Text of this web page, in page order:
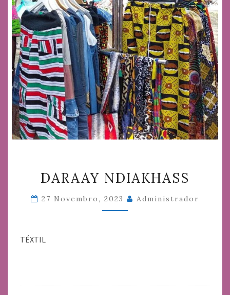
NDIAKHASS
DARAAY NDIAKHASS
27 Novembro, 2023 Administrador
TÉXTIL